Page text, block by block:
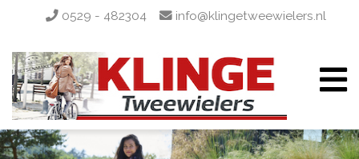
0529 - 482304 info@klingetweewielers.nl